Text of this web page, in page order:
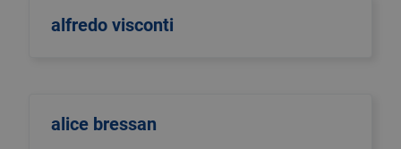
alfredo visconti
alice bressan